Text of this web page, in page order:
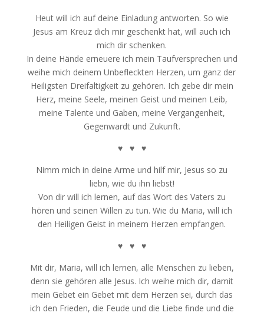
Heut will ich auf deine Einladung antworten. So wie
Jesus am Kreuz dich mir geschenkt hat, will auch ich
mich dir schenken.
In deine Hände erneuere ich mein Taufversprechen und
weihe mich deinem Unbefleckten Herzen, um ganz der
Heiligsten Dreifaltigkeit zu gehören. Ich gebe dir mein
Herz, meine Seele, meinen Geist und meinen Leib,
meine Talente und Gaben, meine Vergangenheit,
Gegenwardt und Zukunft.
♥ ♥ ♥
Nimm mich in deine Arme und hilf mir, Jesus so zu
liebn, wie du ihn liebst!
Von dir will ich lernen, auf das Wort des Vaters zu
hören und seinen Willen zu tun. Wie du Maria, will ich
den Heiligen Geist in meinem Herzen empfangen.
♥ ♥ ♥
Mit dir, Maria, will ich lernen, alle Menschen zu lieben,
denn sie gehören alle Jesus. Ich weihe mich dir, damit
mein Gebet ein Gebet mit dem Herzen sei, durch das
ich den Frieden, die Feude und die Liebe finde und die